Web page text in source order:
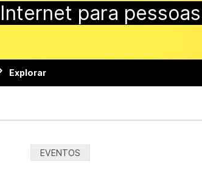
Internet para
Explorar
Categorias:
EVENTOS